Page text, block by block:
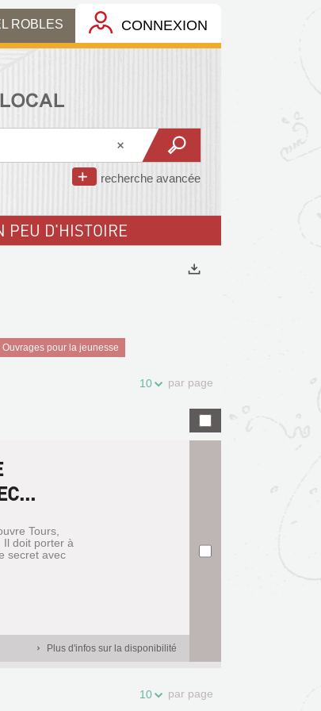
ROBLES CONNEXION
recherche avancée
PEU D'HISTOIRE
pour la jeunesse
10 par page
Tours,
Il doit porter à
secret avec
Plus d'infos sur la disponibilité
10 par page